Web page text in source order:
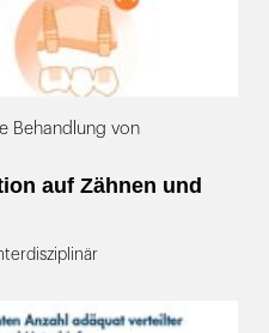
Behandlung von
auf Zähnen und